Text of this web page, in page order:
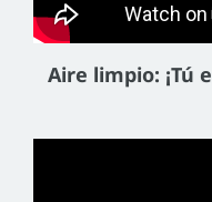
Aire limpio: ¡Tú